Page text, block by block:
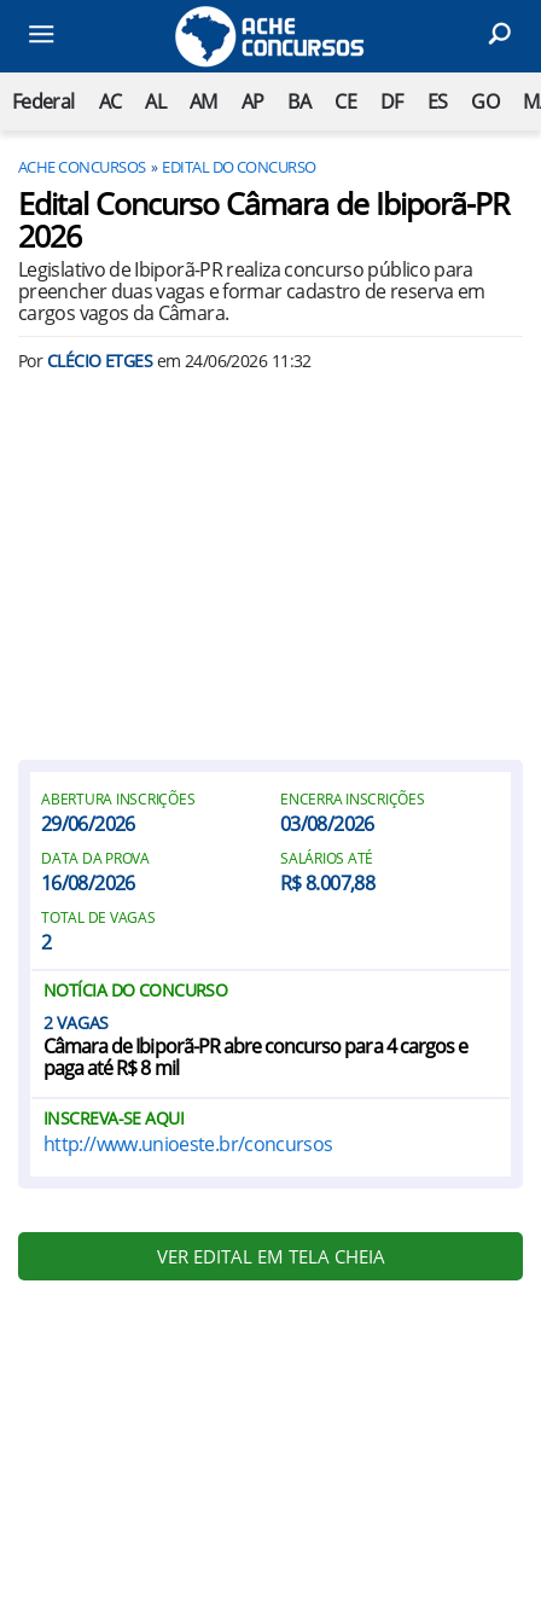
Federal AC AL AM AP BA CE DF ES GO
ACHE CONCURSOS EDITAL DO CONCURSO
Edital Concurso Câmara de Ibiporã-PR
2026
Legislativo de Ibiporã-PR realiza concurso público para
preencher duas vagas e formar cadastro de reserva em
cargos vagos da Câmara.
PorCLÉCIO ETGESem 24/06/2026 11:32
ABERTURA INSCRIÇÕES
29/06/2026
ENCERRA INSCRIÇÕES
03/08/2026
DATA DA PROVA
16/08/2026
SALÁRIOS ATÉ
R$ 8.007,88
TOTAL DE VAGAS
2
NOTÍCIA DO CONCURSO
2
Câmara de Ibiporã-PR abre concurso para 4 cargos e
paga até R$ 8 mil
INSCREVA-SE AQUI
http://www.unioeste.br/concursos
VER EDITAL EM TELA CHEIA